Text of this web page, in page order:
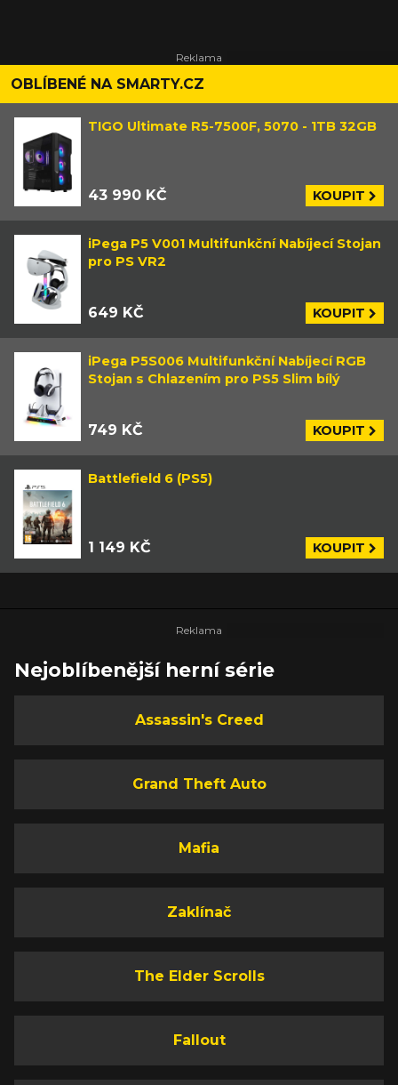
OBLÍBENÉ NA SMARTY.CZ
TIGO Ultimate R5-7500F, 5070 - 1TB 32GB
43 990 KČ KOUPIT
iPega P5 V001 Multifunkční Nabíjecí Stojan
pro PS VR2
649 KČ KOUPIT
iPega P5S006 Multifunkční Nabíjecí RGB
Stojan s Chlazením pro PS5 Slim bílý
749 KČ KOUPIT
Battlefield 6 (PS5)
1 149 KČ KOUPIT
Nejoblíbenější herní série
Assassin's Creed
Grand Theft Auto
Mafia
Zaklínač
The Elder Scrolls
Fallout